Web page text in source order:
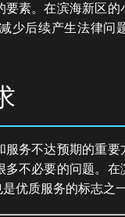
素。在滨海新区
少后续产生法律问
务不达预期的重
不必要的问题。
优质服务的标志之